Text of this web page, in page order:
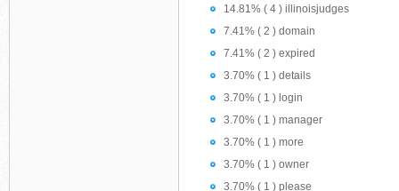
14.81% ( 4 ) illinoisjudges
7.41% ( 2 ) domain
7.41% ( 2 ) expired
3.70% ( 1 ) details
3.70% ( 1 ) login
3.70% ( 1 ) manager
3.70% ( 1 ) more
3.70% ( 1 ) owner
3.70% ( 1 ) please